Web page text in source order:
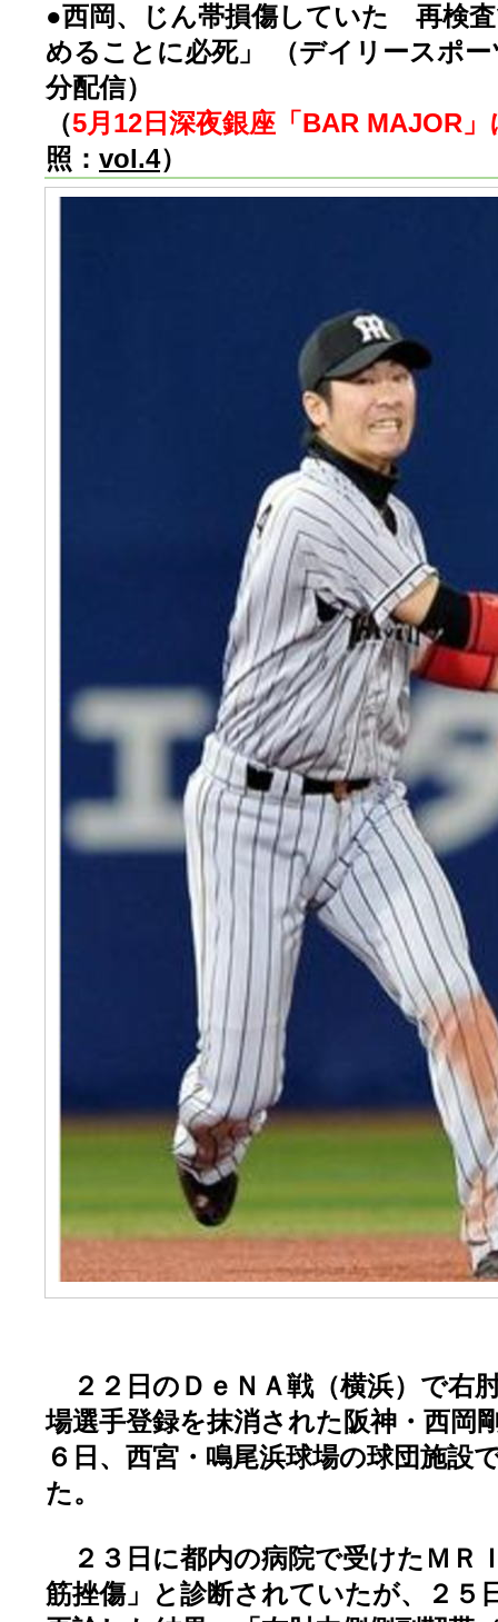
●西岡、じん帯損傷していた 再検
めることに必死」 （デイリースポ
分配信）
（5月12日深夜銀座「BAR MAJOR
照： vol.4）
２２日のＤｅＮＡ戦（横浜）で右
場選手登録を抹消された阪神・西岡
６日、西宮・鳴尾浜球場の球団施設
た。
２３日に都内の病院で受けたＭＲ
筋挫傷」と診断されていたが、２５